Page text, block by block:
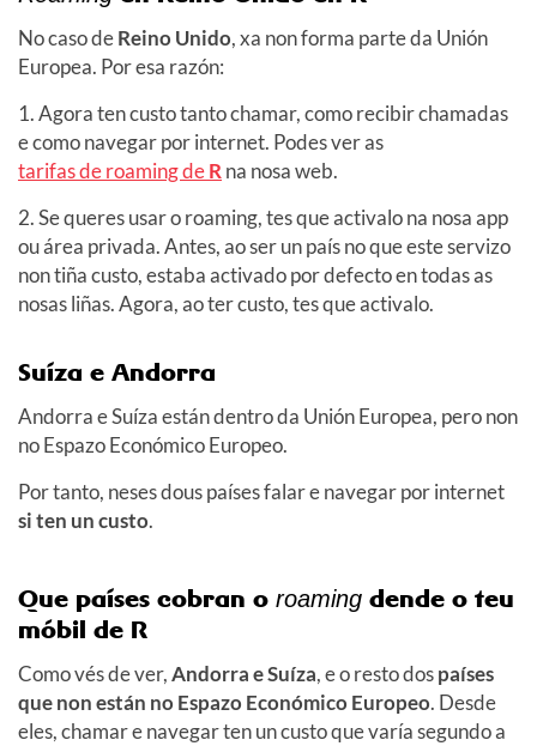
No caso deReino Unido, xa non forma parte da Unión
Europea. Por esa razón:
1. Agora ten custo tanto chamar, como recibir chamadas
e como navegar por internet. Podes ver as
tarifas de roaming deRna nosa web.
2. Se queres usar o roaming, tes que activalo na nosa app
ou área privada. Antes, ao ser un país no que este servizo
non tiña custo, estaba activado por defecto en todas as
nosas liñas. Agora, ao ter custo, tes que activalo.
Suíza e Andorra
Andorra e Suíza están dentro da Unión Europea, pero non
no Espazo Económico Europeo.
Por tanto, neses dous países falar e navegar por internet
si ten un custo.
Que países cobran o roaming dende o teu
móbil de R
Como vés de ver,Andorra e Suíza, e o resto dospaíses
que non están no Espazo Económico Europeo. Desde
eles, chamar e navegar ten un custo que varía segundo a